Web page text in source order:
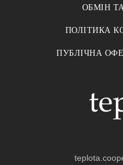
ОБМІН
ПОЛІТИКА
ПУБЛІЧНА